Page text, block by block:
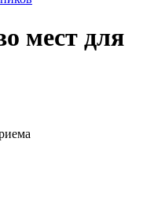
мест для